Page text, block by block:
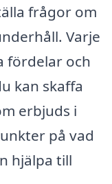
frågor om
Varje
fördelar och
kan skaffa
erbjuds i
på vad
hjälpa till